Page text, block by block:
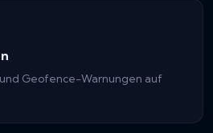
Geofence-Warnungen auf